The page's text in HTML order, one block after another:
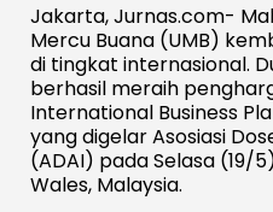
Jakarta, Jurnas.com-
Mercu Buana (UMB)
di tingkat internasional.
berhasil meraih
International Business
yang digelar Asosiasi
(ADAI) pada Selasa (19/
Wales, Malaysia.